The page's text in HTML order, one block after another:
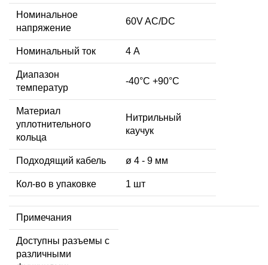
Номинальное
напряжение
60V AC/DC
Номинальный ток 4 А
Диапазон
температур
-40°C +90°C
Материал
уплотнительного
кольца
Нитрильный
каучук
Подходящий кабель ø 4 - 9 мм
Кол-во в упаковке 1 шт
Примечания
Доступны разъемы с
различными